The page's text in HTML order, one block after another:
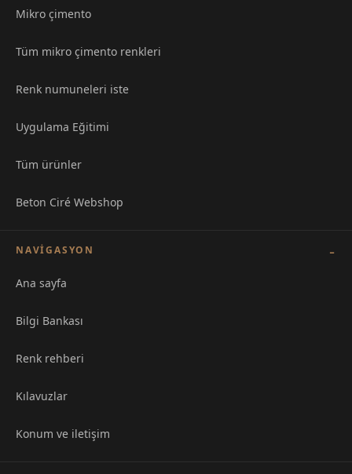
Mikro çimento
Tüm mikro çimento renkleri
Renk numuneleri iste
Uygulama Eğitimi
Tüm ürünler
Beton Ciré Webshop
NAVIGASYON
Ana sayfa
Bilgi Bankası
Renk rehberi
Kılavuzlar
Konum ve iletişim